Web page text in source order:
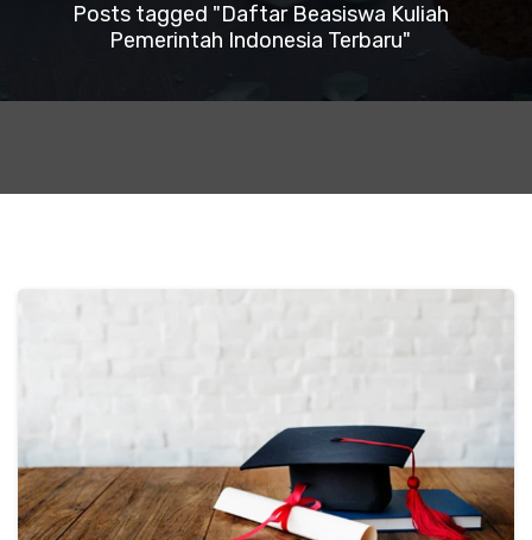
Posts tagged "Daftar Beasiswa Kuliah
Pemerintah Indonesia Terbaru"